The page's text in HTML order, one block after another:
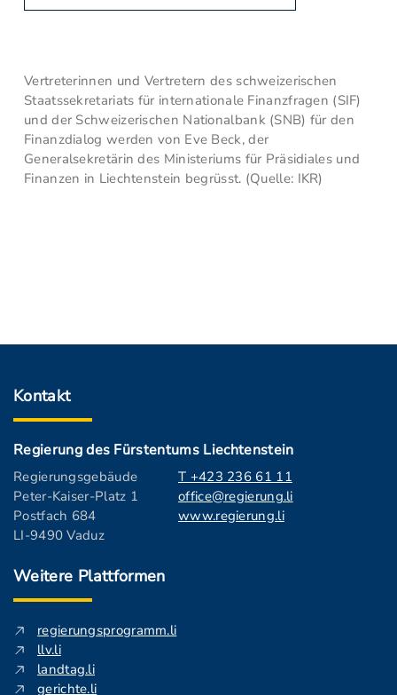
Vertreterinnen und Vertretern des schweizerischen
Staatssekretariats für internationale Finanzfragen (SIF)
und der Schweizerischen Nationalbank (SNB) für den
Finanzdialog werden von Eve Beck, der
Generalsekretärin des Ministeriums für Präsidiales und
Finanzen in Liechtenstein begrüsst. (Quelle: IKR)
Kontakt
Regierung des Fürstentums Liechtenstein
Regierungsgebäude
Peter-Kaiser-Platz 1
Postfach 684
LI-9490 Vaduz
T +423 236 61 11
office@regierung.li
www.regierung.li
Weitere Plattformen
regierungsprogramm.li
llv.li
landtag.li
gerichte.li